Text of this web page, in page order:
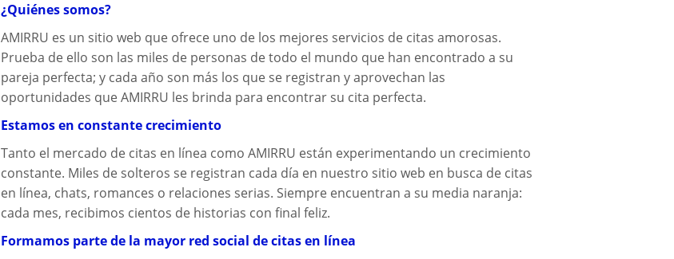
¿Quiénes somos?
AMIRRU es un sitio web que ofrece uno de los mejores servicios de citas amorosas.
Prueba de ello son las miles de personas de todo el mundo que han encontrado a su
pareja perfecta; y cada año son más los que se registran y aprovechan las
oportunidades que AMIRRU les brinda para encontrar su cita perfecta.
Estamos en constante crecimiento
Tanto el mercado de citas en línea como AMIRRU están experimentando un crecimiento
constante. Miles de solteros se registran cada día en nuestro sitio web en busca de citas
en línea, chats, romances o relaciones serias. Siempre encuentran a su media naranja:
cada mes, recibimos cientos de historias con final feliz.
Formamos parte de la mayor red social de citas en línea